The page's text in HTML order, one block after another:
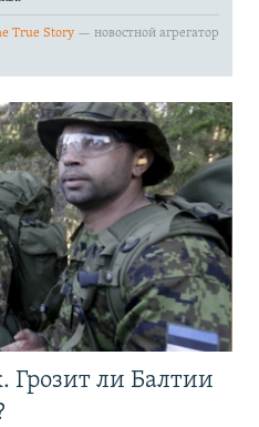
Грозит ли Балтии